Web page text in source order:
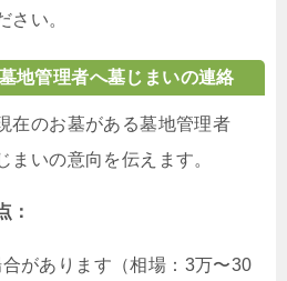
さい。
地管理者へ墓じまいの連絡
在のお墓がある墓地管理者
まいの意向を伝えます。
：
があります（相場：3万〜30